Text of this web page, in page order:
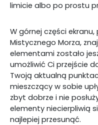
limicie albo po prostu
W górnej części
Mistycznego Morza,
elementami zostało
umożliwić Ci przejście
Twoją aktualną
mieszczący w sobie
zbyt dobrze i nie
elementy niecierpliwią
najlepiej przesunąć.